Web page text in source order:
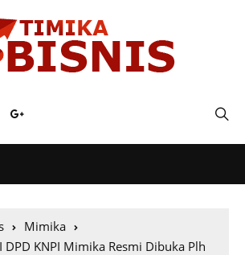
Mimika
DPD KNPI Mimika Resmi Dibuka Plh